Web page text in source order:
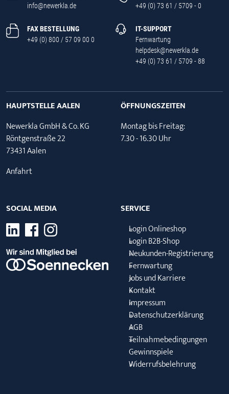
info@newerkla.de
+49 (0) 73 61 / 5709 - 0
FAX BESTELLUNG
+49 (0) 800 / 57 09 00 0
IT-SUPPORT
Fernwartung
helpdesk@newerkla.de
+49 (0) 73 61 / 5709 - 88
HAUPTSTELLE AALEN
Newerkla GmbH & Co. KG
Röntgenstraße 22
73431 Aalen
Anfahrt
ÖFFNUNGSZEITEN
Montag bis Freitag:
7.30 - 16.30 Uhr
SOCIAL MEDIA
SERVICE
Login Onlineshop
Login B2B-Shop
Neukunden-Registrierung
Fernwartung
Jobs und Karriere
Kontakt
Impressum
Datenschutzerklärung
AGB
Teilnahmebedingungen
Gewinnspiele
Widerrufsbelehrung